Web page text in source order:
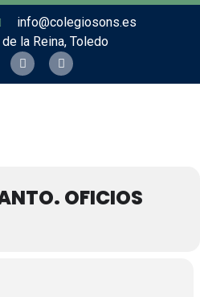
info@colegiosons.es
la Reina, Toledo
OFICIOS